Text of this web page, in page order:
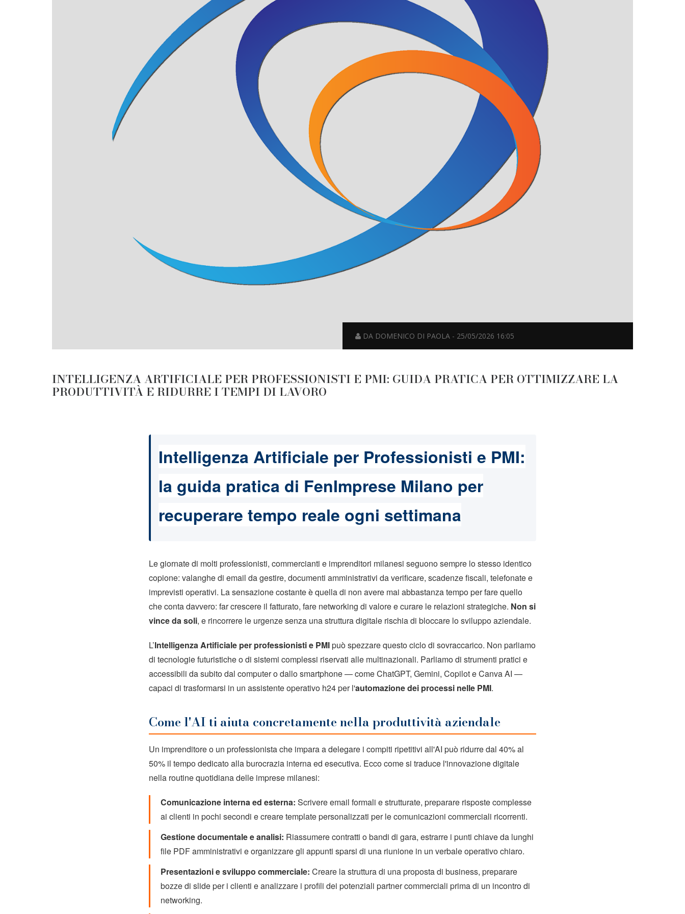
DA DOMENICO DI PAOLA - 25/05/2026 16:05
INTELLIGENZA ARTIFICIALE PER PROFESSIONISTI E PMI: GUIDA PRATICA PER OTTIMIZZARE LA
PRODUTTIVITÀ E RIDURRE I TEMPI DI LAVORO
Intelligenza Artificiale per Professionisti e PMI:
la guida pratica di FenImprese Milano per
recuperare tempo reale ogni settimana
Le giornate di molti professionisti, commercianti e imprenditori milanesi seguono sempre lo stesso identico
copione: valanghe di email da gestire, documenti amministrativi da verificare, scadenze fiscali, telefonate e
imprevisti operativi. La sensazione costante è quella di non avere mai abbastanza tempo per fare quello
che conta davvero: far crescere il fatturato, fare networking di valore e curare le relazioni strategiche. Non si
vince da soli, e rincorrere le urgenze senza una struttura digitale rischia di bloccare lo sviluppo aziendale.
L’Intelligenza Artificiale per professionisti e PMIpuò spezzare questo ciclo di sovraccarico. Non parliamo
di tecnologie futuristiche o di sistemi complessi riservati alle multinazionali. Parliamo di strumenti pratici e
accessibili da subito dal computer o dallo smartphone — come ChatGPT, Gemini, Copilot e Canva AI —
capaci di trasformarsi in un assistente operativo h24 per l'automazione dei processi nelle PMI.
Come l'AI ti aiuta concretamente nella produttività aziendale
Un imprenditore o un professionista che impara a delegare i compiti ripetitivi all'AI può ridurre dal 40% al
50% il tempo dedicato alla burocrazia interna ed esecutiva. Ecco come si traduce l'innovazione digitale
nella routine quotidiana delle imprese milanesi:
Comunicazione interna ed esterna: Scrivere email formali e strutturate, preparare risposte complesse
ai clienti in pochi secondi e creare template personalizzati per le comunicazioni commerciali ricorrenti.
Gestione documentale e analisi: Riassumere contratti o bandi di gara, estrarre i punti chiave da lunghi
file PDF amministrativi e organizzare gli appunti sparsi di una riunione in un verbale operativo chiaro.
Presentazioni e sviluppo commerciale: Creare la struttura di una proposta di business, preparare
bozze di slide per i clienti e analizzare i profili dei potenziali partner commerciali prima di un incontro di
networking.